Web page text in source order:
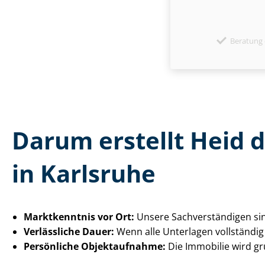
Darum erstellt Heid
in Karlsruhe
Marktkenntnis vor Ort: Unsere Sach­ver­stän­di­gen
Verlässliche Dauer: Wenn alle Unterlagen
Persönliche Objektaufnahme: Die Immobilie wird